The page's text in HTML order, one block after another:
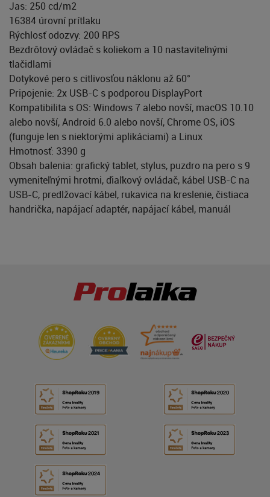
Jas: 250 cd/m2
16384 úrovní prítlaku
Rýchlosť odozvy: 200 RPS
Bezdrôtový ovládač s koliekom a 10 nastaviteľnými
tlačidlami
Dotykové pero s citlivosťou náklonu až 60°
Pripojenie: 2x USB-C s podporou DisplayPort
Kompatibilita s OS: Windows 7 alebo novší, macOS 10.10
alebo novší, Android 6.0 alebo novší, Chrome OS, iOS
(funguje len s niektorými aplikáciami) a Linux
Hmotnosť: 3390 g
Obsah balenia: grafický tablet, stylus, puzdro na pero s 9
vymeniteľnými hrotmi, ďiaľkový ovládač, kábel USB-C na
USB-C, predlžovací kábel, rukavica na kreslenie, čistiaca
handrička, napájací adaptér, napájací kábel, manuál